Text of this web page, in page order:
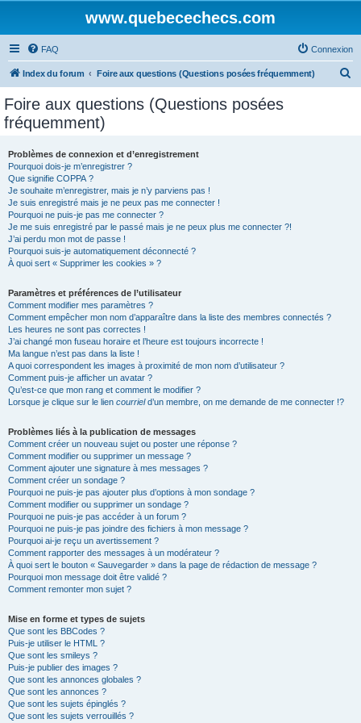
www.quebecechecs.com
FAQ Connexion
Index du forum Foire aux questions (Questions posées fréquemment)
Foire aux questions (Questions posées
fréquemment)
Problèmes de connexion et d’enregistrement
Pourquoi dois-je m’enregistrer ?
Que signifie COPPA ?
Je souhaite m’enregistrer, mais je n’y parviens pas !
Je suis enregistré mais je ne peux pas me connecter !
Pourquoi ne puis-je pas me connecter ?
Je me suis enregistré par le passé mais je ne peux plus me connecter ?!
J’ai perdu mon mot de passe !
Pourquoi suis-je automatiquement déconnecté ?
À quoi sert « Supprimer les cookies » ?
Paramètres et préférences de l’utilisateur
Comment modifier mes paramètres ?
Comment empêcher mon nom d’apparaître dans la liste des membres connectés ?
Les heures ne sont pas correctes !
J’ai changé mon fuseau horaire et l’heure est toujours incorrecte !
Ma langue n’est pas dans la liste !
A quoi correspondent les images à proximité de mon nom d’utilisateur ?
Comment puis-je afficher un avatar ?
Qu’est-ce que mon rang et comment le modifier ?
Lorsque je clique sur le lien courrield’un membre, on me demande de me connecter !?
Problèmes liés à la publication de messages
Comment créer un nouveau sujet ou poster une réponse ?
Comment modifier ou supprimer un message ?
Comment ajouter une signature à mes messages ?
Comment créer un sondage ?
Pourquoi ne puis-je pas ajouter plus d’options à mon sondage ?
Comment modifier ou supprimer un sondage ?
Pourquoi ne puis-je pas accéder à un forum ?
Pourquoi ne puis-je pas joindre des fichiers à mon message ?
Pourquoi ai-je reçu un avertissement ?
Comment rapporter des messages à un modérateur ?
À quoi sert le bouton « Sauvegarder » dans la page de rédaction de message ?
Pourquoi mon message doit être validé ?
Comment remonter mon sujet ?
Mise en forme et types de sujets
Que sont les BBCodes ?
Puis-je utiliser le HTML ?
Que sont les smileys ?
Puis-je publier des images ?
Que sont les annonces globales ?
Que sont les annonces ?
Que sont les sujets épinglés ?
Que sont les sujets verrouillés ?